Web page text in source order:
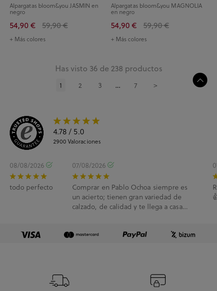
Alpargatas bloom&you JASMIN en
negro
54,90 € 59,90 €
+ Más colores
Alpargatas bloom&you MAGNOLIA
en negro
54,90 € 59,90 €
+ Más colores
Has visto 36 de 238 productos
1 2 3 … 7 >
4.78 / 5.0
2900 Valoraciones
08/08/2026
todo perfecto
07/08/2026
Comprar en Pablo Ochoa siempre es
un acierto; tienen gran variedad de
calzado, de calidad y te llega a casa